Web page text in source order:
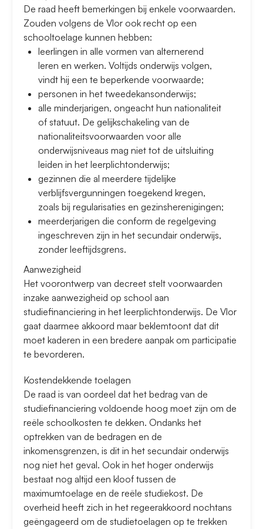
De raad heeft bemerkingen bij enkele voorwaarden.
Zouden volgens de Vlor ook recht op een
schooltoelage kunnen hebben:
leerlingen in alle vormen van alternerend
leren en werken. Voltijds onderwijs volgen,
vindt hij een te beperkende voorwaarde;
personen in het tweedekansonderwijs;
alle minderjarigen, ongeacht hun nationaliteit
of statuut. De gelijkschakeling van de
nationaliteitsvoorwaarden voor alle
onderwijsniveaus mag niet tot de uitsluiting
leiden in het leerplichtonderwijs;
gezinnen die al meerdere tijdelijke
verblijfsvergunningen toegekend kregen,
zoals bij regularisaties en gezinsherenigingen;
meerderjarigen die conform de regelgeving
ingeschreven zijn in het secundair onderwijs,
zonder leeftijdsgrens.
Aanwezigheid
Het voorontwerp van decreet stelt voorwaarden
inzake aanwezigheid op school aan
studiefinanciering in het leerplichtonderwijs. De Vlor
gaat daarmee akkoord maar beklemtoont dat dit
moet kaderen in een bredere aanpak om participatie
te bevorderen.
Kostendekkende toelagen
De raad is van oordeel dat het bedrag van de
studiefinanciering voldoende hoog moet zijn om de
reële schoolkosten te dekken. Ondanks het
optrekken van de bedragen en de
inkomensgrenzen, is dit in het secundair onderwijs
nog niet het geval. Ook in het hoger onderwijs
bestaat nog altijd een kloof tussen de
maximumtoelage en de reële studiekost. De
overheid heeft zich in het regeerakkoord nochtans
geëngageerd om de studietoelagen op te trekken